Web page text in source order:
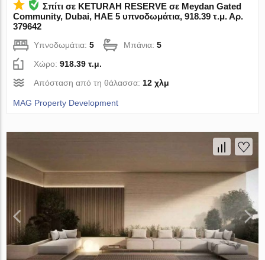
Σπίτι σε KETURAH RESERVE σε Meydan Gated
Community, Dubai, ΗΑΕ 5 υπνοδωμάτια, 918.39 τ.μ. Αρ.
379642
Υπνοδωμάτια:5 Μπάνια:5
Χώρο:918.39 τ.μ.
Απόσταση από τη θάλασσα: 12 χλμ
MAG Property Development